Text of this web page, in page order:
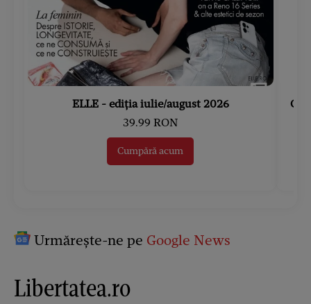
ELLE - ediția iulie/august 2026
39.99 RON
Cumpără acum
Urmărește-ne pe Google News
Libertatea.ro